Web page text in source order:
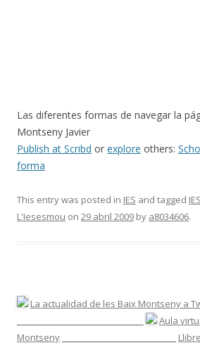
Las diferentes formas de navegar la
Montseny Javier
Publish at Scribd or explore others:
forma
This entry was posted in IES and tagged IES
L'Iesesmou on 29 abril 2009 by a8034606.
La actualidad de les Baix Montseny a
Aula
Montseny